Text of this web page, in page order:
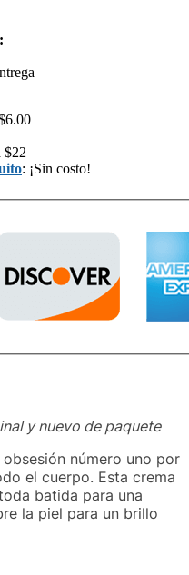
:
$22
: ¡Sin costo!
y nuevo de paquete
número uno por
el cuerpo. Esta crema
batida para una
la piel para un brillo